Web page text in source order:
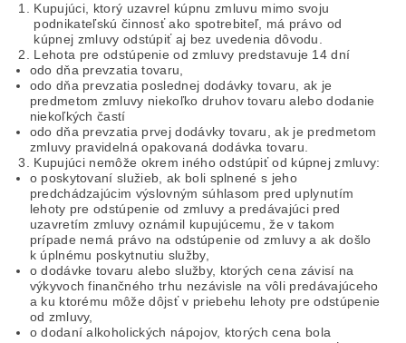
Kupujúci, ktorý uzavrel kúpnu zmluvu mimo svoju
podnikateľskú činnosť ako spotrebiteľ, má právo od
kúpnej zmluvy odstúpiť aj bez uvedenia dôvodu.
Lehota pre odstúpenie od zmluvy predstavuje 14 dní
odo dňa prevzatia tovaru,
odo dňa prevzatia poslednej dodávky tovaru, ak je
predmetom zmluvy niekoľko druhov tovaru alebo dodanie
niekoľkých častí
odo dňa prevzatia prvej dodávky tovaru, ak je predmetom
zmluvy pravidelná opakovaná dodávka tovaru.
Kupujúci nemôže okrem iného odstúpiť od kúpnej zmluvy:
o poskytovaní služieb, ak boli splnené s jeho
predchádzajúcim výslovným súhlasom pred uplynutím
lehoty pre odstúpenie od zmluvy a predávajúci pred
uzavretím zmluvy oznámil kupujúcemu, že v takom
prípade nemá právo na odstúpenie od zmluvy a ak došlo
k úplnému poskytnutiu služby,
o dodávke tovaru alebo služby, ktorých cena závisí na
výkyvoch finančného trhu nezávisle na vôli predávajúceho
a ku ktorému môže dôjsť v priebehu lehoty pre odstúpenie
od zmluvy,
o dodaní alkoholických nápojov, ktorých cena bola